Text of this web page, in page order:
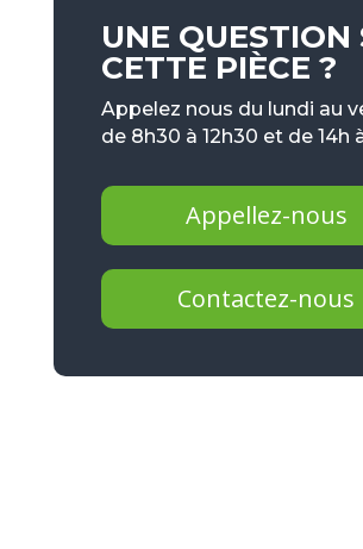
UNE QUESTION
CETTE PIÈCE ?
Appelez nous du lundi au
de 8h30 à 12h30 et de 14h
Appellez-nous
Contactez-nous